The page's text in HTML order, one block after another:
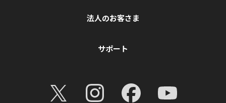
法人のお客さま
サポート